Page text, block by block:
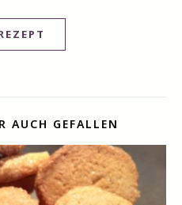
AUCH GEFALLEN